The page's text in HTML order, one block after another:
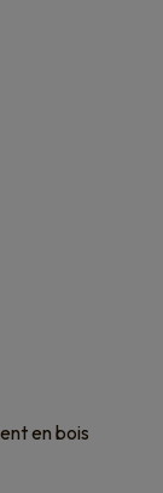
en bois